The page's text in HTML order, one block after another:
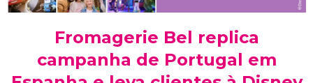
Fromagerie Bel replica
campanha de Portugal em